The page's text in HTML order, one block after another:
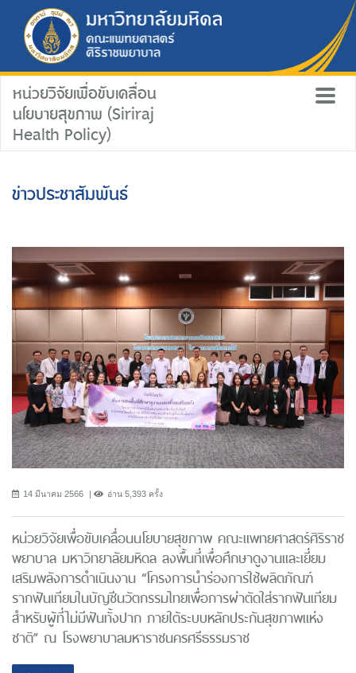
หน่วยวิจัยเพื่อขับเคลื่อน
นโยบายสุขภาพ (Siriraj
Health Policy)
ข่าวประชาสัมพันธ์
14 มีนาคม 2566 อ่าน 5,393 ครั้ง
หน่วยวิจัยเพื่อขับเคลื่อนนโยบายสุขภาพ คณะแพทยศาสตร์ศิริราช
พยาบาล มหาวิทยาลัยมหิดล ลงพื้นที่เพื่อศึกษาดูงานและเยี่ยม
เสริมพลังการดำเนินงาน “โครงการนําร่องการใช้ผลิตภัณฑ์
รากฟันเทียมในบัญชีนวัตกรรมไทยเพื่อการผ่าตัดใส่รากฟันเทียม
สำหรับผู้ที่ไม่มีฟันทั้งปาก ภายใต้ระบบหลักประกันสุขภาพแห่ง
ชาติ” ณ โรงพยาบาลมหาราชนครศรีธรรมราช